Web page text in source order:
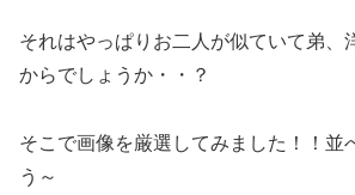
それはやっぱりお二人が似ていて弟、
からでしょうか・・？
そこで画像を厳選してみました！！並
う～